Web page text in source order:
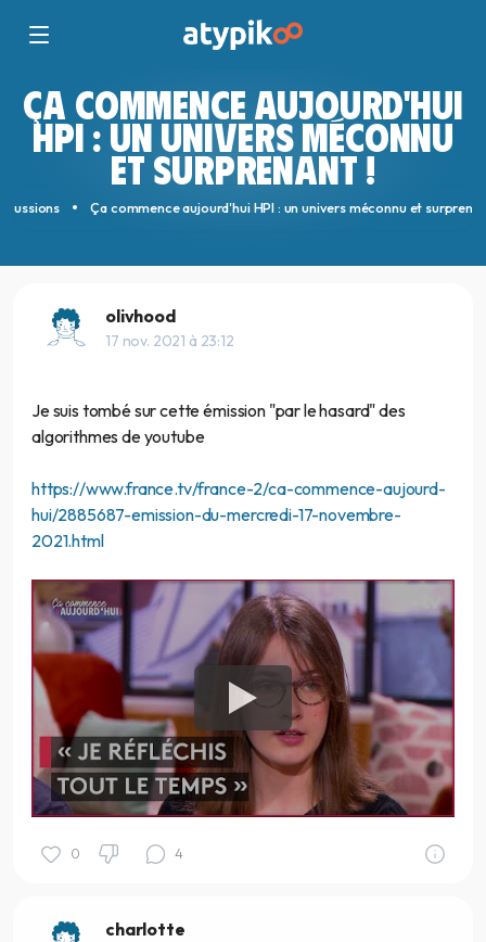
ÇA COMMENCE AUJOURD'HUI
HPI : UN UNIVERS MÉCONNU
ET SURPRENANT !
Ça commence aujourd'hui HPI : un univers méconnu et
olivhood
17 nov. 2021 à 23:12
Je suis tombé sur cette émission "par le hasard" des
algorithmes de youtube
https://www.france.tv/france-2/ca-commence-aujourd-
hui/2885687-emission-du-mercredi-17-novembre-
2021.html
0 4
charlotte